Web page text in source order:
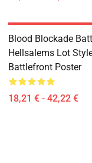
Blood Blockade
Hellsalems Lot
Battlefront Poster
18,21 € - 42,22 €